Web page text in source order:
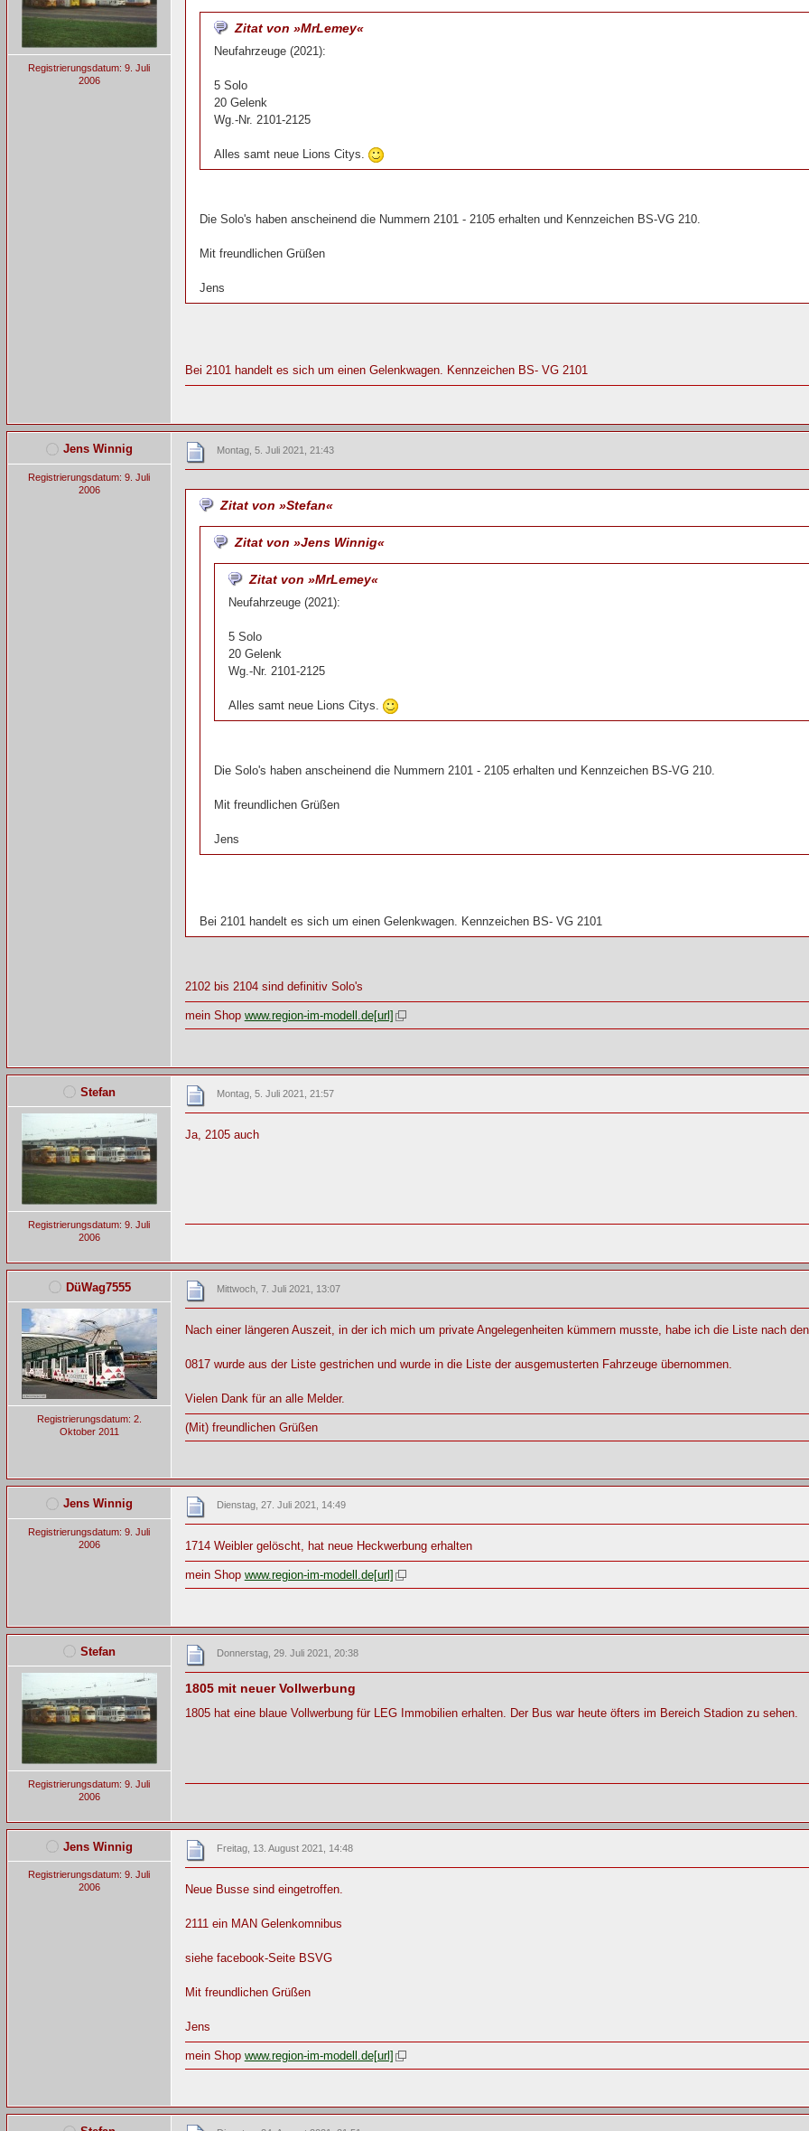
Registrierungsdatum: 9. Juli
2006
Zitat von »MrLemey«
Neufahrzeuge (2021):
5 Solo
20 Gelenk
Wg.-Nr. 2101-2125
Alles samt neue Lions Citys.
Die Solo's haben anscheinend die Nummern 2101 - 2105 erhalten und Kennzeichen BS-VG 210.
Mit freundlichen Grüßen
Jens
Bei 2101 handelt es sich um einen Gelenkwagen. Kennzeichen BS- VG 2101
Jens Winnig
Registrierungsdatum: 9. Juli
2006
Montag, 5. Juli 2021, 21:43
Zitat von »Stefan«
Zitat von »Jens Winnig«
Zitat von »MrLemey«
Neufahrzeuge (2021):
5 Solo
20 Gelenk
Wg.-Nr. 2101-2125
Alles samt neue Lions Citys.
Die Solo's haben anscheinend die Nummern 2101 - 2105 erhalten und Kennzeichen BS-VG 210.
Mit freundlichen Grüßen
Jens
Bei 2101 handelt es sich um einen Gelenkwagen. Kennzeichen BS- VG 2101
2102 bis 2104 sind definitiv Solo's
mein Shop www.region-im-modell.de[url]
Stefan
Registrierungsdatum: 9. Juli
2006
Montag, 5. Juli 2021, 21:57
Ja, 2105 auch
DüWag7555
Registrierungsdatum: 2.
Oktober 2011
Mittwoch, 7. Juli 2021, 13:07
Nach einer längeren Auszeit, in der ich mich um private Angelegenheiten kümmern musste, habe ich die Liste nach
0817 wurde aus der Liste gestrichen und wurde in die Liste der ausgemusterten Fahrzeuge übernommen.
Vielen Dank für an alle Melder.
(Mit) freundlichen Grüßen
Jens Winnig
Registrierungsdatum: 9. Juli
2006
Dienstag, 27. Juli 2021, 14:49
1714 Weibler gelöscht, hat neue Heckwerbung erhalten
mein Shop www.region-im-modell.de[url]
Stefan
Registrierungsdatum: 9. Juli
2006
Donnerstag, 29. Juli 2021, 20:38
1805 mit neuer Vollwerbung
1805 hat eine blaue Vollwerbung für LEG Immobilien erhalten. Der Bus war heute öfters im Bereich Stadion zu sehen.
Jens Winnig
Registrierungsdatum: 9. Juli
2006
Freitag, 13. August 2021, 14:48
Neue Busse sind eingetroffen.
2111 ein MAN Gelenkomnibus
siehe facebook-Seite BSVG
Mit freundlichen Grüßen
Jens
mein Shop www.region-im-modell.de[url]